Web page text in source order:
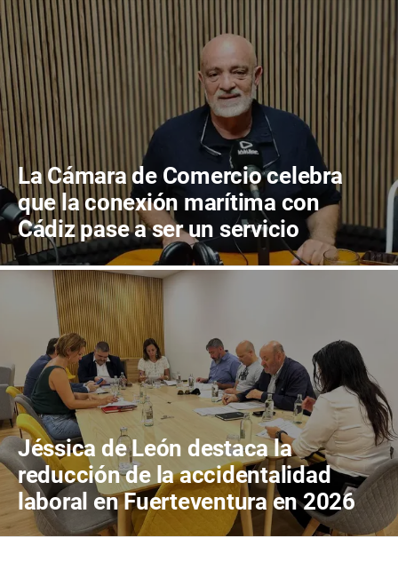
La Cámara de Comercio celebra
que la conexión marítima con
Cádiz pase a ser un servicio
público garantizado
Jéssica de León destaca la
reducción de la accidentalidad
laboral en Fuerteventura en 2026